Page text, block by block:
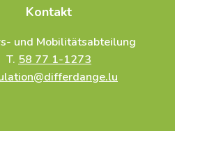
Kontakt
und Mobilitätsabteilung
T. 58 77 1-1273